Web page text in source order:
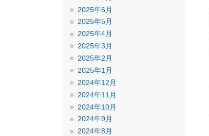
2025年6月
2025年5月
2025年4月
2025年3月
2025年2月
2025年1月
2024年12月
2024年11月
2024年10月
2024年9月
2024年8月